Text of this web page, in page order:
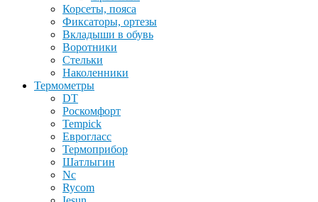
Корсеты, пояса
Фиксаторы, ортезы
Вкладыши в обувь
Воротники
Стельки
Наколенники
Термометры
DT
Роскомфорт
Tempick
Еврогласс
Термоприбор
Шатлыгин
Nc
Rycom